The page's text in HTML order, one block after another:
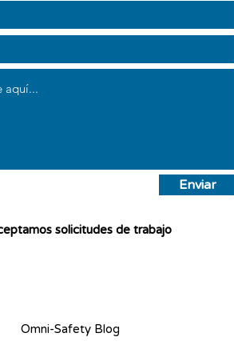
Enviar
solicitudes de trabajo
Omni-Safety Blog